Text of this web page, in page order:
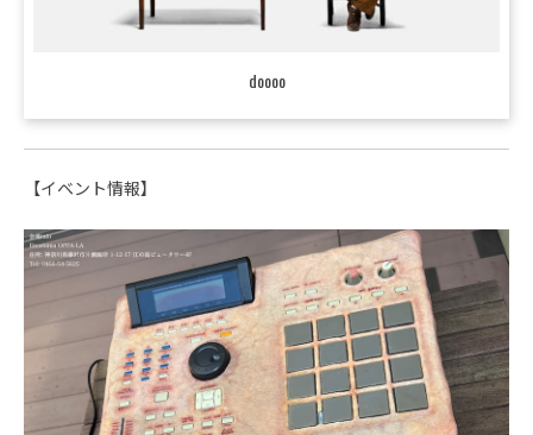
doooo
【イベント情報】